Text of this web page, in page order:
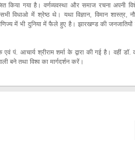
गया है। वर्णव्यवस्था और समाज रचना अपनी
विधाओ में श्रेष्ठ थे। यथा विज्ञान, विमान शास्त्र,
में भी दुनिया में फैले हुए है। झारखण्ड की जनजातियों
पं. आचार्य श्रीराम शर्मा के द्वारा की गई है। वहीं
बने तथा विश्व का मार्गदर्शन करें।